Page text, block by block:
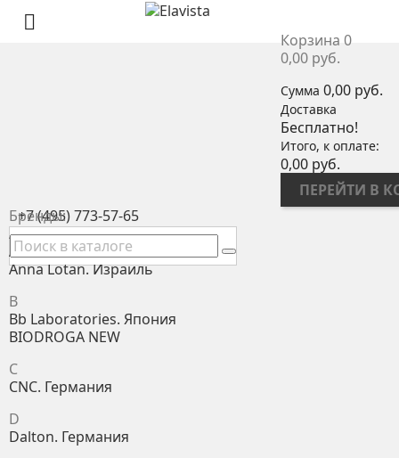

Корзина0
0,00 руб.
Сумма 0,00 руб.
Доставка
Бесплатно!
Итого, к оплате:
0,00 руб.
ПЕРЕЙТИ В
+7 (495) 773-57-65
Бренды:
A
Anna Lotan PRO. Израиль
Anna Lotan. Израиль
B
Bb Laboratories. Япония
BIODROGA NEW
C
CNC. Германия
D
Dalton. Германия